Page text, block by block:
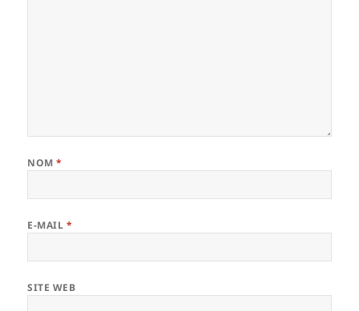
NOM*
E-MAIL *
SITE WEB